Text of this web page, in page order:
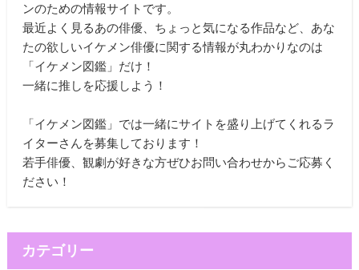
ンのための情報サイトです。
最近よく見るあの俳優、ちょっと気になる作品など、あな
たの欲しいイケメン俳優に関する情報が丸わかりなのは
「イケメン図鑑」だけ！
一緒に推しを応援しよう！
「イケメン図鑑」では一緒にサイトを盛り上げてくれるラ
イターさんを募集しております！
若手俳優、観劇が好きな方ぜひお問い合わせからご応募く
ださい！
カテゴリー